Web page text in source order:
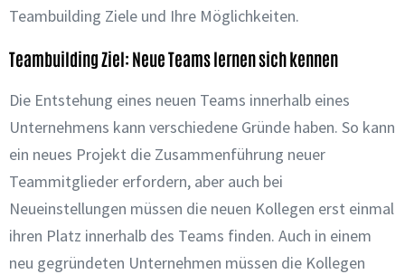
Teambuilding Ziele und Ihre Möglichkeiten.
Teambuilding Ziel: Neue Teams lernen sich kennen
Die Entstehung eines neuen Teams innerhalb eines
Unternehmens kann verschiedene Gründe haben. So kann
ein neues Projekt die Zusammenführung neuer
Teammitglieder erfordern, aber auch bei
Neueinstellungen müssen die neuen Kollegen erst einmal
ihren Platz innerhalb des Teams finden. Auch in einem
neu gegründeten Unternehmen müssen die Kollegen